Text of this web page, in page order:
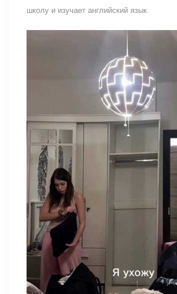
школу и изучает английский язык.